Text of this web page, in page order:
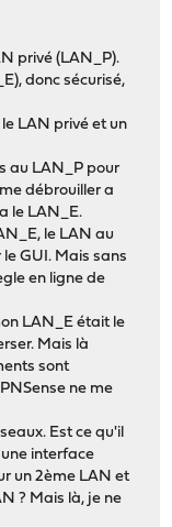
privé (LAN_P).
donc sécurisé,
LAN privé et un
au LAN_P pour
débrouiller a
le LAN_E.
le LAN au
GUI. Mais sans
en ligne de
LAN_E était le
Mais là
sont
ne me
Est ce qu'il
interface
un 2ème LAN et
? Mais là, je ne